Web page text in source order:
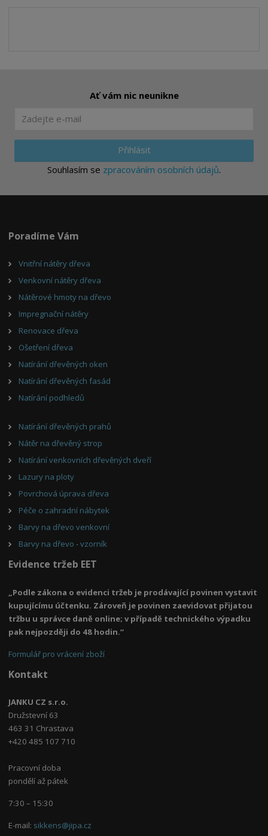
Ať vám nic neunikne
Přihlásit
Souhlasím se zpracováním osobních údajů.
Poradíme Vám
Vnitřní nátěry dřeva
Venkovní nátěry dřeva
Nátěrové hmoty na dřevo
Impregnační nátěry
Renovace dřeva
Ošetření dřeva
Natírání dřevěných oken
Natírání dřevěných fasád
Natírání podhledů
Natírání dřevěných prahů
Nátěr na dřevěný strop
Natírání venkovních dřevěných dveří
Lazury na ploty
Povrchová úprava dřeva
Péče o zahradní nábytek
Barvy na dřevo venkovní
Barvy na dřevo - vzorník
Evidence tržeb EET
„Podle zákona o evidenci tržeb je prodávající povinen vystavit
kupujícímu účtenku. Zároveň je povinen zaevidovat přijatou
tržbu u správce daně online; v případě technického výpadku
pak nejpozději do 48 hodin.“
Formulář pro vrácení zboží
Kontakt
JANKU CZ s.r.o.
Družstevní 63
463 31 Chrastava
+420 485 107 710
Pracovní doba
pondělí až pátek
7:30 – 15:30
E-mail: sikkens@jipa.cz